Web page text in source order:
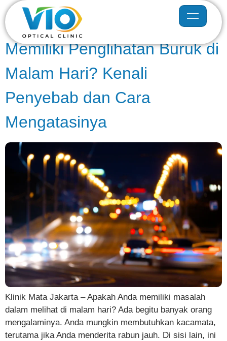
Hari:12 Oktober 2024
Memiliki Penglihatan Buruk di
Malam Hari? Kenali
Penyebab dan Cara
Mengatasinya
Klinik Mata Jakarta – Apakah Anda memiliki masalah
dalam melihat di malam hari? Ada begitu banyak orang
mengalaminya. Anda mungkin membutuhkan kacamata,
terutama jika Anda menderita rabun jauh. Di sisi lain, ini